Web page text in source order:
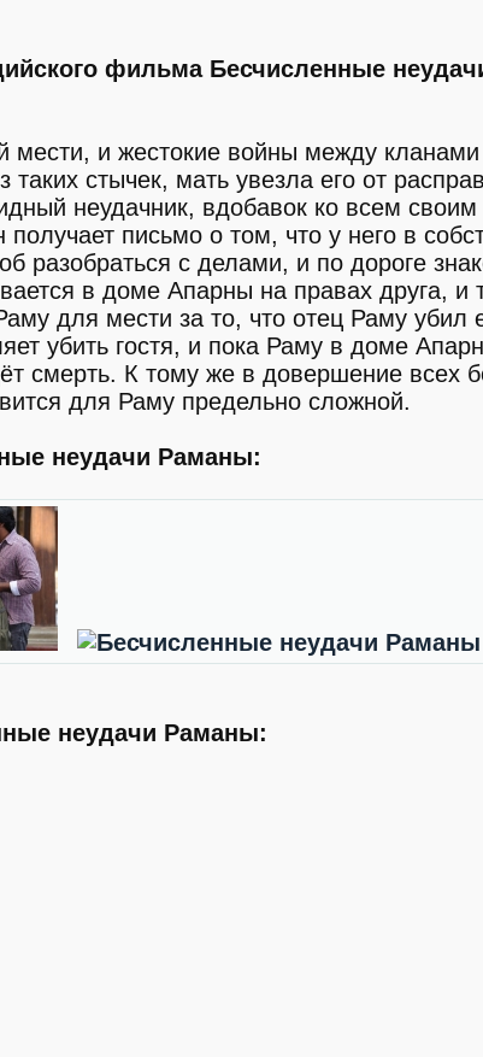
фильма Бесчисленные
мести, и жестокие войны между
стычек, мать увезла его от
неудачник, вдобавок ко всем своим
письмо о том, что у него в
разобраться с делами, и по дороге
в доме Апарны на правах друга, и
для мести за то, что отец Раму убил
убить гостя, и пока Раму в доме
смерть. К тому же в довершение всех
для Раму предельно сложной.
неудачи Раманы:
неудачи Раманы: